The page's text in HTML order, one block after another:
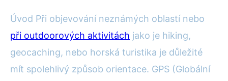
Úvod Při objevování neznámých oblastí nebo
při outdoorových aktivitách jako je hiking,
geocaching, nebo horská turistika je důležité
mít spolehlivý způsob orientace. GPS (Globální